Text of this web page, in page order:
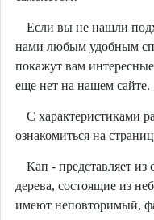
Если вы не нашли
нами любым удобным
покажут вам
еще нет на нашем сайте.
С характеристиками
ознакомиться на
Кап - представляет из
дерева, состоящие из
имеют неповторимый,